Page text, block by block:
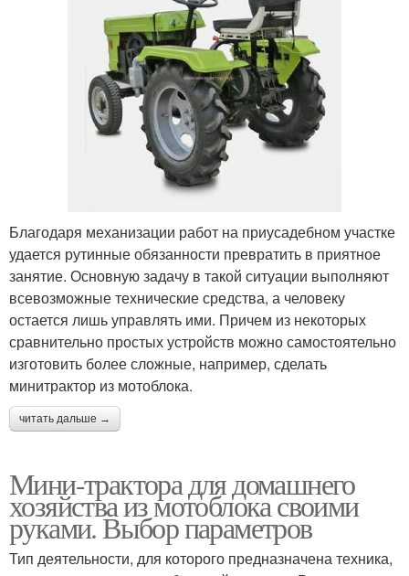
Благодаря механизации работ на приусадебном участке
удается рутинные обязанности превратить в приятное
занятие. Основную задачу в такой ситуации выполняют
всевозможные технические средства, а человеку
остается лишь управлять ими. Причем из некоторых
сравнительно простых устройств можно самостоятельно
изготовить более сложные, например, сделать
минитрактор из мотоблока.
читать дальше →
Мини-трактора для домашнего
хозяйства из мотоблока своими
руками. Выбор параметров
Тип деятельности, для которого предназначена техника,